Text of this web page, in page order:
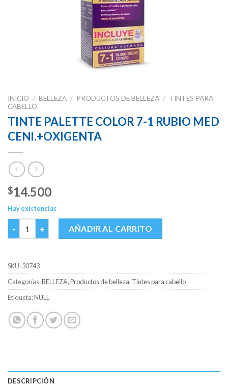
INICIO / BELLEZA / PRODUCTOS DE BELLEZA / TINTES PARA
CABELLO
TINTE PALETTE COLOR 7-1 RUBIO MED
CENI.+OXIGENTA
$14.500
Hay existencias
TINTE PALETTE COLOR 7-1 RUBIO MED CENI.+OXIGENTA
AÑADIR AL CARRITO
SKU:30743
Categorías:BELLEZA,Productos de belleza, Tintes para cabello
Etiqueta:NULL
DESCRIPCIÓN